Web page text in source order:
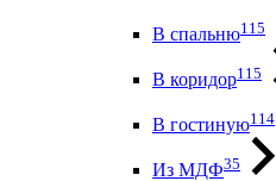
В спальню115
В коридор115
В гостиную114
Из МДФ35